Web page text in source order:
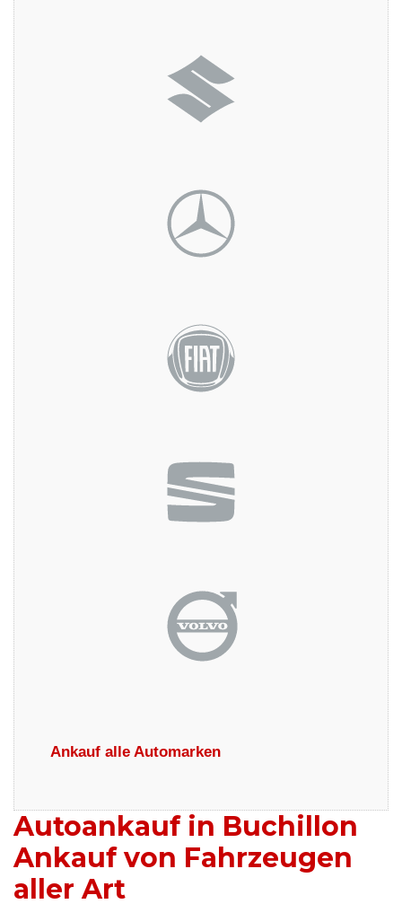
Ankauf alle Automarken
Autoankauf in Buchillon
Ankauf von Fahrzeugen
aller Art